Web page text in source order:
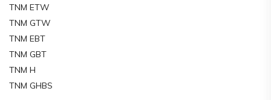
TNM ETW
TNM GTW
TNM EBT
TNM GBT
TNM H
TNM GHBS